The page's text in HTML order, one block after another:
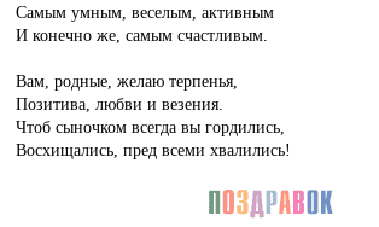
Самым умным, веселым, активным
И конечно же, самым счастливым.
Вам, родные, желаю терпенья,
Позитива, любви и везения.
Чтоб сыночком всегда вы гордились,
Восхищались, пред всеми хвалились!